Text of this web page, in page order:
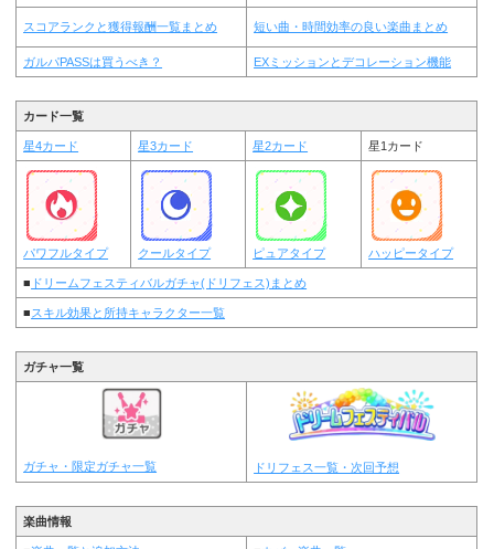
スコアランクと獲得報酬一覧まとめ 短い曲・時間効率の良い楽曲まとめ
ガルパPASSは買うべき？ EXミッションとデコレーション機能
カード一覧
星4カード 星3カード 星2カード 星1カード
パワフルタイプ クールタイプ ピュアタイプ ハッピータイプ
■ ドリームフェスティバルガチャ(ドリフェス)まとめ
■スキル効果と所持キャラクター一覧
ガチャ一覧
ガチャ・限定ガチャ一覧 ドリフェス一覧・次回予想
楽曲情報